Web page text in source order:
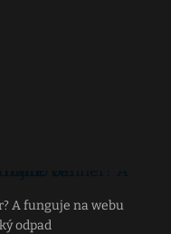
A funguje na webu
odpad